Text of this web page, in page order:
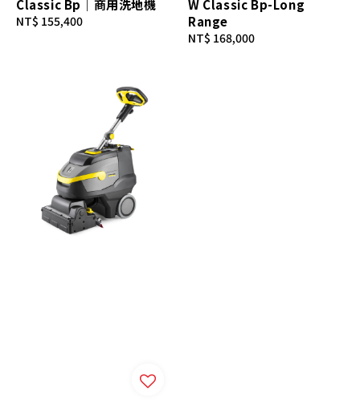
Classic Bp｜商用洗地機
Regular
NT$ 155,400
W Classic Bp-Long
Range
Regular
NT$ 168,000